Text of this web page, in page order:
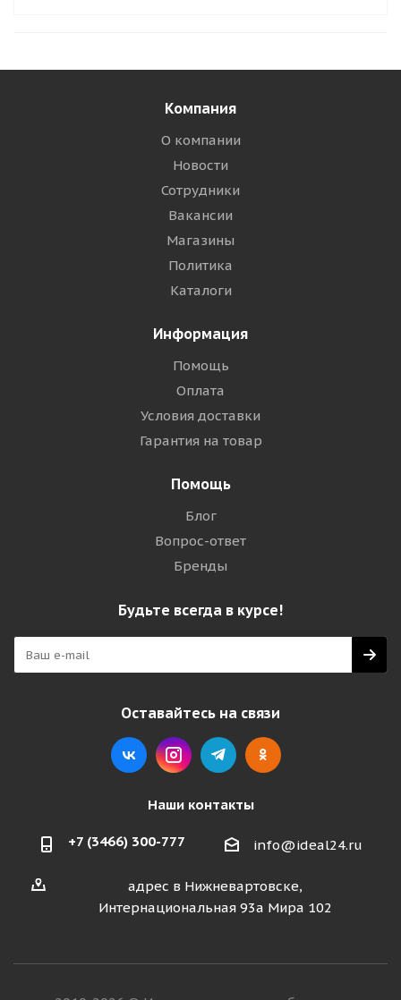
Компания
О компании
Новости
Сотрудники
Вакансии
Магазины
Политика
Каталоги
Информация
Помощь
Оплата
Условия доставки
Гарантия на товар
Помощь
Блог
Вопрос-ответ
Бренды
Будьте всегда в курсе!
Оставайтесь на связи
Наши контакты
+7 (3466) 300-777 info@ideal24.ru
адрес в Нижневартовске,
Интернациональная 93а Мира 102